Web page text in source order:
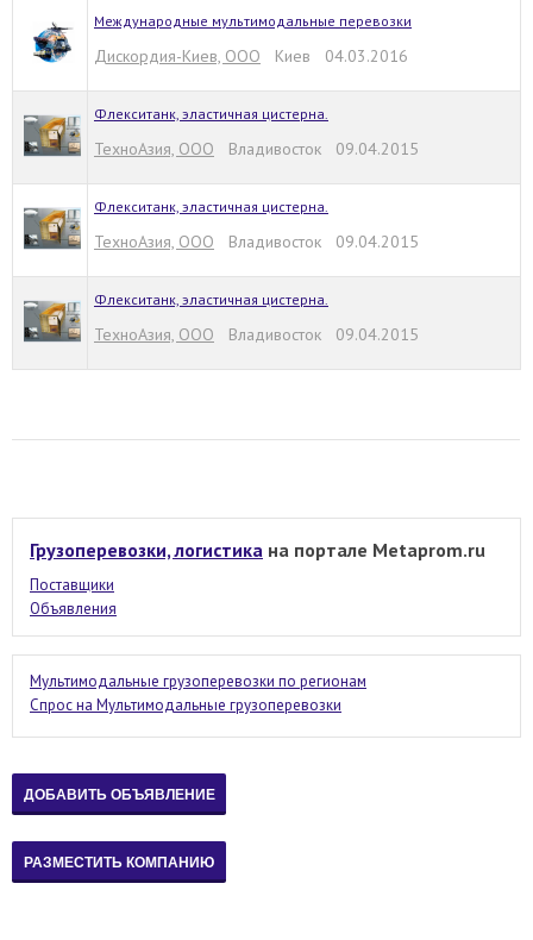
Международные мультимодальные перевозки
Дискордия-Киев, ООО Киев 04.03.2016
Флекситанк, эластичная цистерна.
ТехноАзия, ООО Владивосток 09.04.2015
Флекситанк, эластичная цистерна.
ТехноАзия, ООО Владивосток 09.04.2015
Флекситанк, эластичная цистерна.
ТехноАзия, ООО Владивосток 09.04.2015
Грузоперевозки, логистика на портале Metaprom.ru
Поставщики
Объявления
Мультимодальные грузоперевозки по регионам
Спрос на Мультимодальные грузоперевозки